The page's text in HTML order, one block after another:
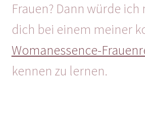
Frauen? Dann würde
dich bei einem meiner
Womanessence-
kennen zu lernen.